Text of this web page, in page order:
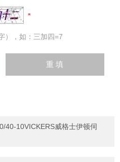
），如：三加四=7
40-10VICKERS威格士伊顿伺